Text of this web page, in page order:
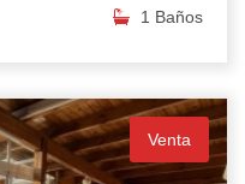
1 Baños
Venta